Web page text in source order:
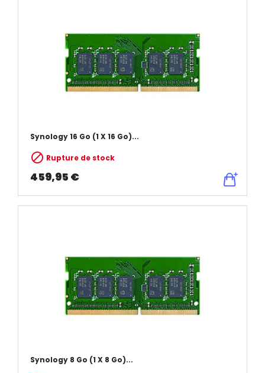
Synology 16 Go (1 X 16 Go)...
 Rupture de stock
459,95 €
Synology 8 Go (1 X 8 Go)...